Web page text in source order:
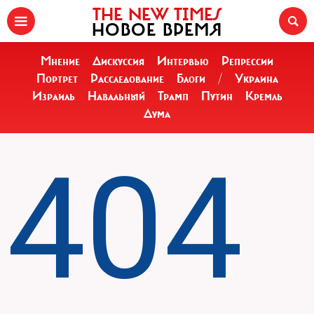
THE NEW TIMES
НОВОЕ ВРЕМЯ
Мнение Дискуссия Интервью
Репрессии
Портрет
Расследование Блоги /
Украина
Израиль
Навальный Трамп Путин
Кремль
Дума
404